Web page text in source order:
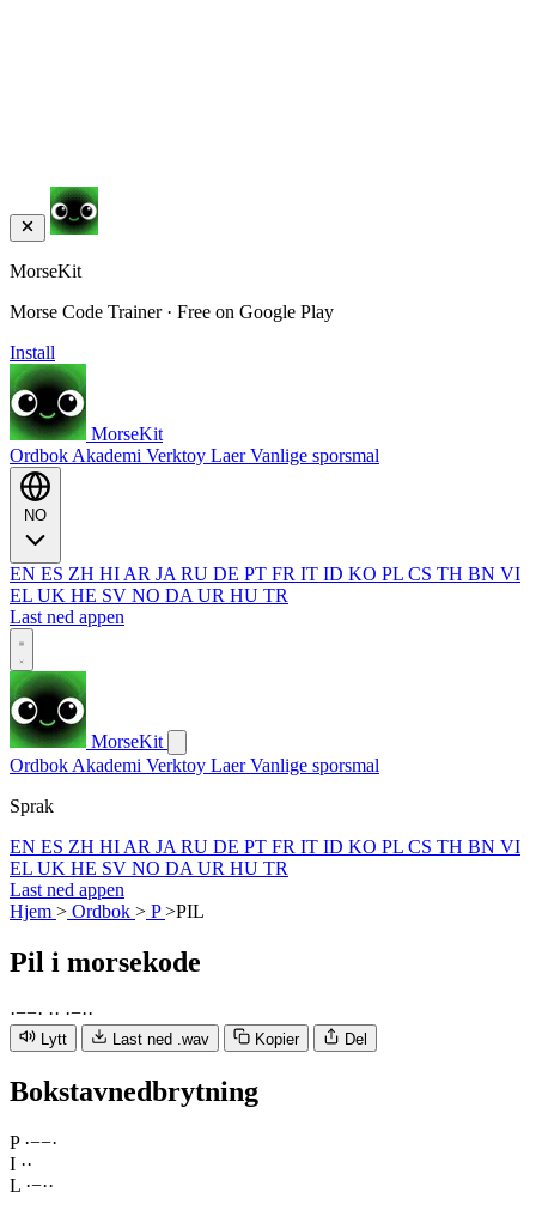
MorseKit
Morse Code Trainer · Free on Google Play
Install
MorseKit
Ordbok Akademi Verktoy LaerVanlige sporsmal
EN ES ZH HI AR JA RU DE PT FR IT ID KO PL CS TH BN VI
EL UK HE SV NO DA UR HU TR
Last ned appen
MorseKit
Ordbok Akademi Verktoy LaerVanlige sporsmal
Sprak
EN ES ZH HI AR JA RU DE PT FR IT ID KO PL CS TH BN VI
EL UK HE SV NO DA UR HU TR
Last ned appen
Hjem > Ordbok > P>PIL
Pil i morsekode
·−−· ·· ·−··
Lytt Last ned .wav Kopier Del
Bokstavnedbrytning
P ·−−·
I ··
L ·−··